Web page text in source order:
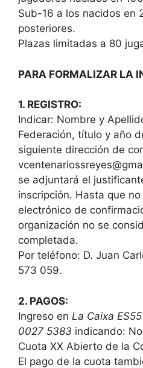
Sub-16 a los nacidos en
posteriores.
Plazas limitadas a 80
PARA FORMALIZAR LA
1. REGISTRO:
Indicar: Nombre y
Federación, título y año
siguiente dirección de
se adjuntará el
inscripción. Hasta que
electrónico de
organización no se
completada.
Por teléfono: D. Juan
573 059.
2. PAGOS:
Ingreso en La Caixa
0027 5383 indicando:
Cuota XX Abierto de la
El pago de la cuota